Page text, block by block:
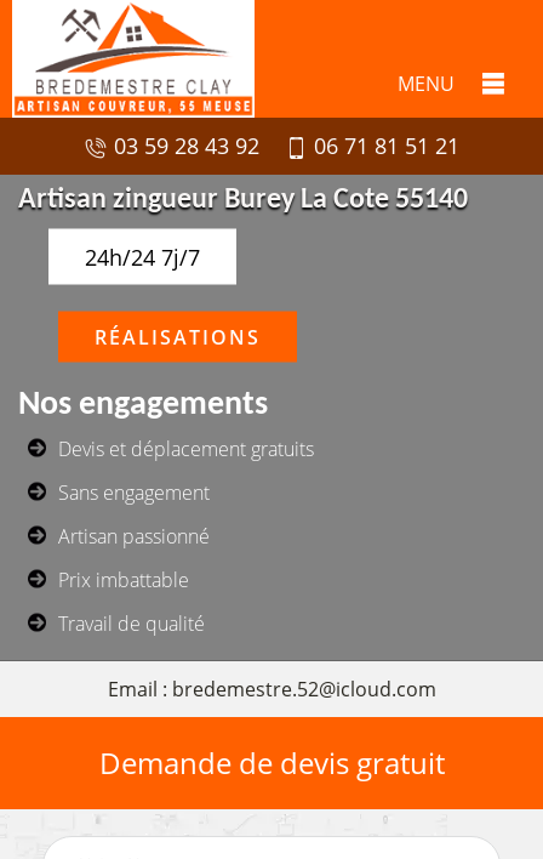
MENU
03 59 28 43 92
06 71 81 51 21
Artisan zingueur Burey La Cote 55140
24h/24 7j/7
RÉALISATIONS
Nos engagements
Devis et déplacement gratuits
Sans engagement
Artisan passionné
Prix imbattable
Travail de qualité
Email : bredemestre.52@icloud.com
Demande de devis gratuit